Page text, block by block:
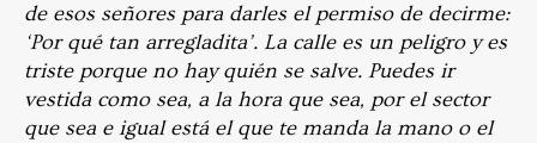
de esos señores para darles el permiso de decirme:
‘Por qué tan arregladita’. La calle es un peligro y es
triste porque no hay quién se salve. Puedes ir
vestida como sea, a la hora que sea, por el sector
que sea e igual está el que te manda la mano o el